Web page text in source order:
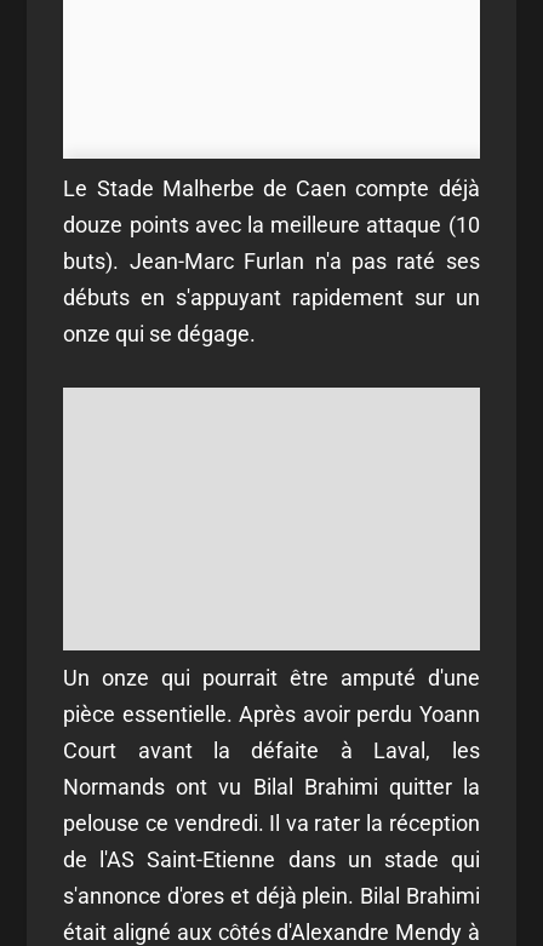
Le Stade Malherbe de Caen compte déjà
douze points avec la meilleure attaque (10
buts). Jean-Marc Furlan n'a pas raté ses
débuts en s'appuyant rapidement sur un
onze qui se dégage.
Un onze qui pourrait être amputé d'une
pièce essentielle. Après avoir perdu Yoann
Court avant la défaite à Laval, les
Normands ont vu Bilal Brahimi quitter la
pelouse ce vendredi. Il va rater la réception
de l'AS Saint-Etienne dans un stade qui
s'annonce d'ores et déjà plein. Bilal Brahimi
était aligné aux côtés d'Alexandre Mendy à